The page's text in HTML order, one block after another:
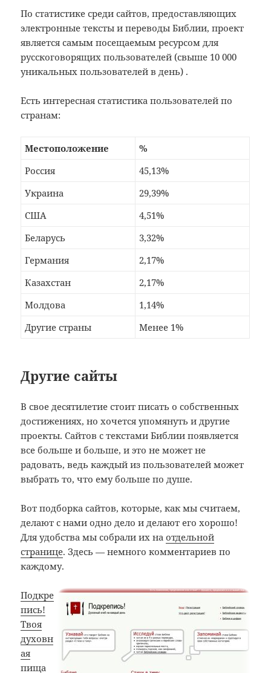
По статистике среди сайтов, предоставляющих
электронные тексты и переводы Библии, проект
является самым посещаемым ресурсом для
русскоговорящих пользователей (свыше 10 000
уникальных пользователей в день) .
Есть интересная статистика пользователей по
странам:
Местоположение
%
Россия
45,13%
Украина
29,39%
США
4,51%
Беларусь
3,32%
Германия
2,17%
Казахстан
2,17%
Молдова
1,14%
Другие страны
Менее 1%
Другие сайты
В свое десятилетие стоит писать о собственных
достижениях, но хочется упомянуть и другие
проекты. Сайтов с текстами Библии появляется
все больше и больше, и это не может не
радовать, ведь каждый из пользователей может
выбрать то, что ему больше по душе.
Вот подборка сайтов, которые, как мы считаем,
делают с нами одно дело и делают его хорошо!
Для удобства мы собрали их наотдельной
странице. Здесь — немного комментариев по
каждому.
Подкре
пись!
Твоя
духовн
ая
пища